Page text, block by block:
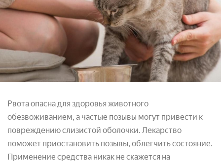
Рвота опасна для здоровья животного
обезвоживанием, а частые позывы могут привести к
повреждению слизистой оболочки. Лекарство
поможет приостановить позывы, облегчить состояние.
Применение средства никак не скажется на